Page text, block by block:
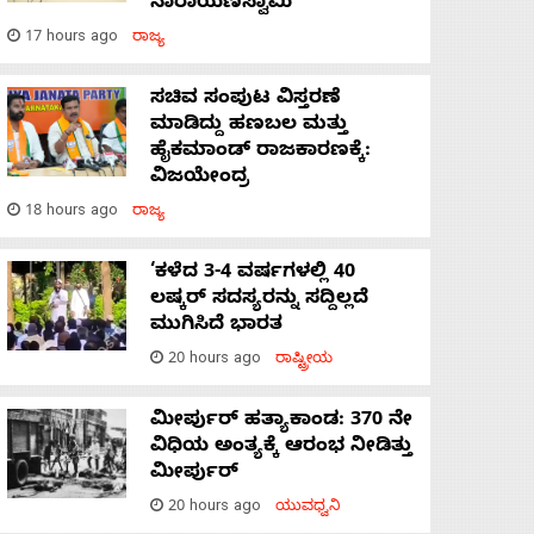
17 hours ago ರಾಜ್ಯ
ಸಚಿವ ಸಂಪುಟ ವಿಸ್ತರಣೆ
ಮಾಡಿದ್ದು ಹಣಬಲ ಮತ್ತು
ಹೈಕಮಾಂಡ್ ರಾಜಕಾರಣಕ್ಕೆ:
ವಿಜಯೇಂದ್ರ
18 hours ago ರಾಜ್ಯ
‘ಕಳೆದ 3-4 ವರ್ಷಗಳಲ್ಲಿ 40
ಲಷ್ಕರ್ ಸದಸ್ಯರನ್ನು ಸದ್ದಿಲ್ಲದೆ
ಮುಗಿಸಿದೆ ಭಾರತ
20 hours ago ರಾಷ್ಟ್ರೀಯ
ಮೀರ್ಪುರ್ ಹತ್ಯಾಕಾಂಡ: 370 ನೇ
ವಿಧಿಯ ಅಂತ್ಯಕ್ಕೆ ಆರಂಭ ನೀಡಿತ್ತು
ಮೀರ್ಪುರ್
20 hours ago ಯುವಧ್ವನಿ